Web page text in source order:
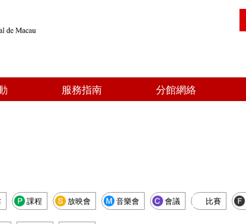
服務指南 分館網絡
課程 放映會 音樂會 會議 比賽